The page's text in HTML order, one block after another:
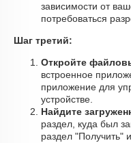
зависимости от
потребоваться
Шаг третий:
Откройте
встроенное
приложение для
устройстве.
Найдите
раздел, куда был
раздел "Получить"